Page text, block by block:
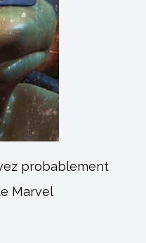
probablement
Marvel